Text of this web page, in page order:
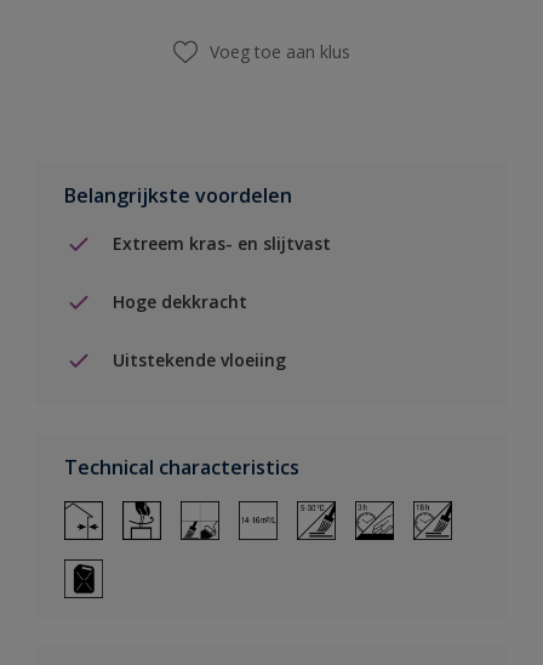
Voeg toe aan klus
Belangrijkste voordelen
Extreem kras- en slijtvast
Hoge dekkracht
Uitstekende vloeiing
Technical characteristics